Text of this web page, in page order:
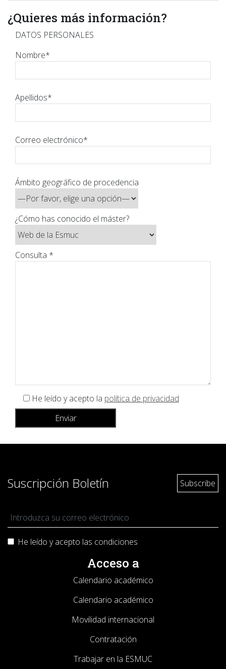
¿Quieres más información?
DATOS PERSONALES
Nombre*
Apellidos*
Correo electrónico*
Ámbito geográfico de procedencia
¿Cómo has conocido el máster?
Consulta *
He leído y acepto la política de privacidad
Suscripción Boletín
He leído y acepto las condiciones
Acceso a
Calendario académico
Calendario académico
Movilidad internacional
Contratación
Trabajar en la ESMUC